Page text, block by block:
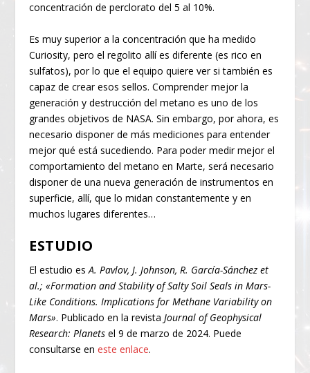
concentración de perclorato del 5 al 10%.
Es muy superior a la concentración que ha medido
Curiosity, pero el regolito allí es diferente (es rico en
sulfatos), por lo que el equipo quiere ver si también es
capaz de crear esos sellos. Comprender mejor la
generación y destrucción del metano es uno de los
grandes objetivos de NASA. Sin embargo, por ahora, es
necesario disponer de más mediciones para entender
mejor qué está sucediendo. Para poder medir mejor el
comportamiento del metano en Marte, será necesario
disponer de una nueva generación de instrumentos en
superficie, allí, que lo midan constantemente y en
muchos lugares diferentes…
ESTUDIO
El estudio esA. Pavlov, J. Johnson, R. García-Sánchez et
al.; «Formation and Stability of Salty Soil Seals in Mars-
Like Conditions. Implications for Methane Variability on
Mars». Publicado en la revistaJournal of Geophysical
Research: Planets el 9 de marzo de 2024. Puede
consultarse eneste enlace.